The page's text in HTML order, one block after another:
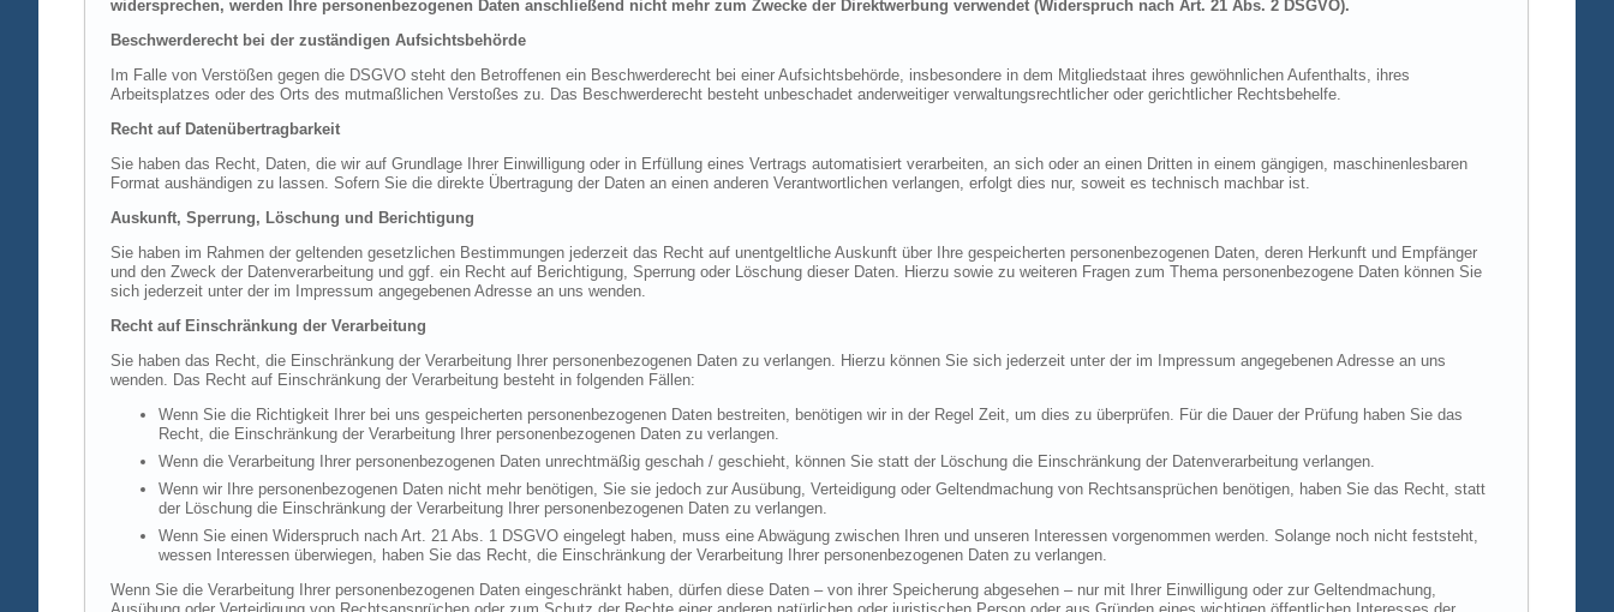
widersprechen, werden Ihre personenbezogenen Daten anschließend nicht mehr zum Zwecke der Direktwerbung verwendet (Widerspruch nach Art. 21 Abs. 2 DSGVO).
Beschwerderecht bei der zuständigen Aufsichtsbehörde
Im Falle von Verstößen gegen die DSGVO steht den Betroffenen ein Beschwerderecht bei einer Aufsichtsbehörde, insbesondere in dem Mitgliedstaat ihres gewöhnlichen Aufenthalts, ihres
Arbeitsplatzes oder des Orts des mutmaßlichen Verstoßes zu. Das Beschwerderecht besteht unbeschadet anderweitiger verwaltungsrechtlicher oder gerichtlicher Rechtsbehelfe.
Recht auf Datenübertragbarkeit
Sie haben das Recht, Daten, die wir auf Grundlage Ihrer Einwilligung oder in Erfüllung eines Vertrags automatisiert verarbeiten, an sich oder an einen Dritten in einem gängigen, maschinenlesbaren
Format aushändigen zu lassen. Sofern Sie die direkte Übertragung der Daten an einen anderen Verantwortlichen verlangen, erfolgt dies nur, soweit es technisch machbar ist.
Auskunft, Sperrung, Löschung und Berichtigung
Sie haben im Rahmen der geltenden gesetzlichen Bestimmungen jederzeit das Recht auf unentgeltliche Auskunft über Ihre gespeicherten personenbezogenen Daten, deren Herkunft und Empfänger
und den Zweck der Datenverarbeitung und ggf. ein Recht auf Berichtigung, Sperrung oder Löschung dieser Daten. Hierzu sowie zu weiteren Fragen zum Thema personenbezogene Daten können Sie
sich jederzeit unter der im Impressum angegebenen Adresse an uns wenden.
Recht auf Einschränkung der Verarbeitung
Sie haben das Recht, die Einschränkung der Verarbeitung Ihrer personenbezogenen Daten zu verlangen. Hierzu können Sie sich jederzeit unter der im Impressum angegebenen Adresse an uns
wenden. Das Recht auf Einschränkung der Verarbeitung besteht in folgenden Fällen:
Wenn Sie die Richtigkeit Ihrer bei uns gespeicherten personenbezogenen Daten bestreiten, benötigen wir in der Regel Zeit, um dies zu überprüfen. Für die Dauer der Prüfung haben Sie das
Recht, die Einschränkung der Verarbeitung Ihrer personenbezogenen Daten zu verlangen.
Wenn die Verarbeitung Ihrer personenbezogenen Daten unrechtmäßig geschah / geschieht, können Sie statt der Löschung die Einschränkung der Datenverarbeitung verlangen.
Wenn wir Ihre personenbezogenen Daten nicht mehr benötigen, Sie sie jedoch zur Ausübung, Verteidigung oder Geltendmachung von Rechtsansprüchen benötigen, haben Sie das Recht, statt
der Löschung die Einschränkung der Verarbeitung Ihrer personenbezogenen Daten zu verlangen.
Wenn Sie einen Widerspruch nach Art. 21 Abs. 1 DSGVO eingelegt haben, muss eine Abwägung zwischen Ihren und unseren Interessen vorgenommen werden. Solange noch nicht feststeht,
wessen Interessen überwiegen, haben Sie das Recht, die Einschränkung der Verarbeitung Ihrer personenbezogenen Daten zu verlangen.
Wenn Sie die Verarbeitung Ihrer personenbezogenen Daten eingeschränkt haben, dürfen diese Daten – von ihrer Speicherung abgesehen – nur mit Ihrer Einwilligung oder zur Geltendmachung,